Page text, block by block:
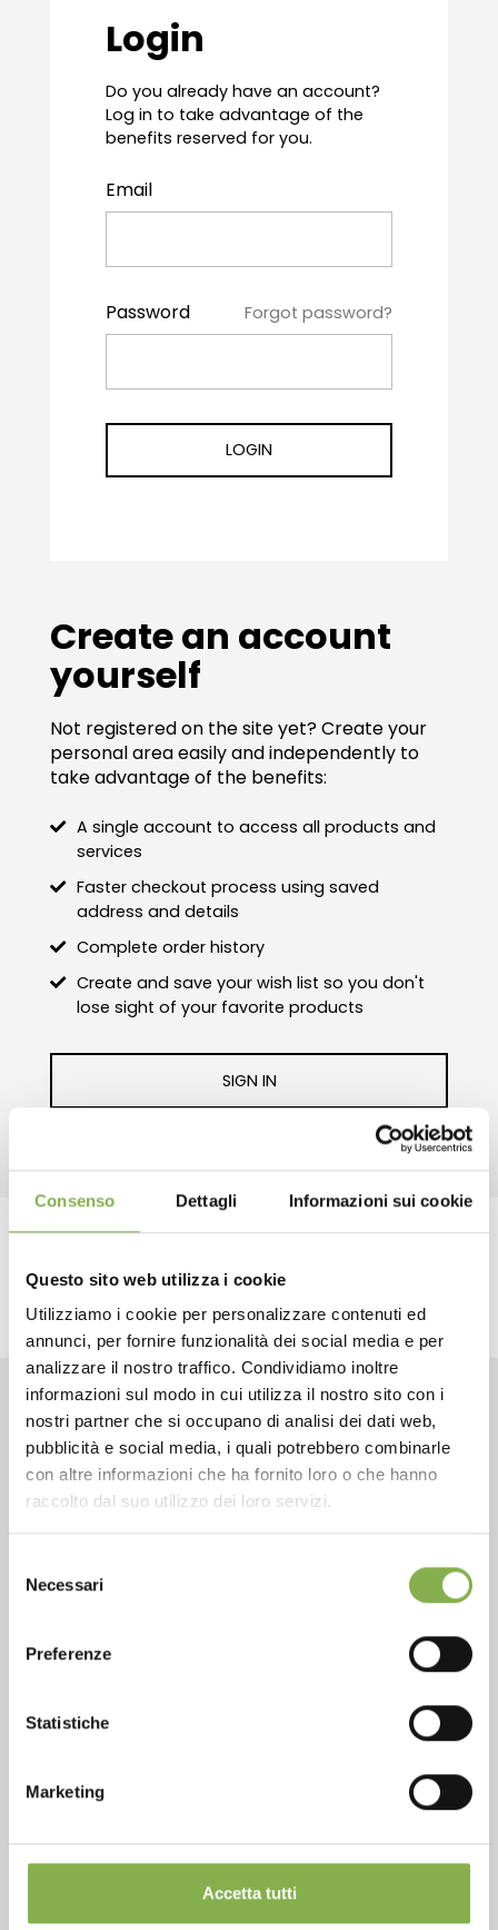
Consenso Dettagli Informazioni sui cookie
Questo sito web utilizza i cookie
Utilizziamo i cookie per personalizzare contenuti ed
annunci, per fornire funzionalità dei social media e per
analizzare il nostro traffico. Condividiamo inoltre
informazioni sul modo in cui utilizza il nostro sito con i
nostri partner che si occupano di analisi dei dati web,
pubblicità e social media, i quali potrebbero combinarle
con altre informazioni che ha fornito loro o che hanno
raccolto dal suo utilizzo dei loro servizi.
delNecessari
Preferenze
Statistiche
Marketing
Accetta tutti
Login
Do you already have an account?
Log in to take advantage of the
benefits reserved for you.
Email
Password Forgot password?
Create an account
yourself
Not registered on the site yet? Create your
personal area easily and independently to
take advantage of the benefits:
A single account to access all products and
services
Faster checkout process using saved
address and details
Complete order history
Create and save your wish list so you don't
lose sight of your favorite products
SIGN IN
CONTACTS